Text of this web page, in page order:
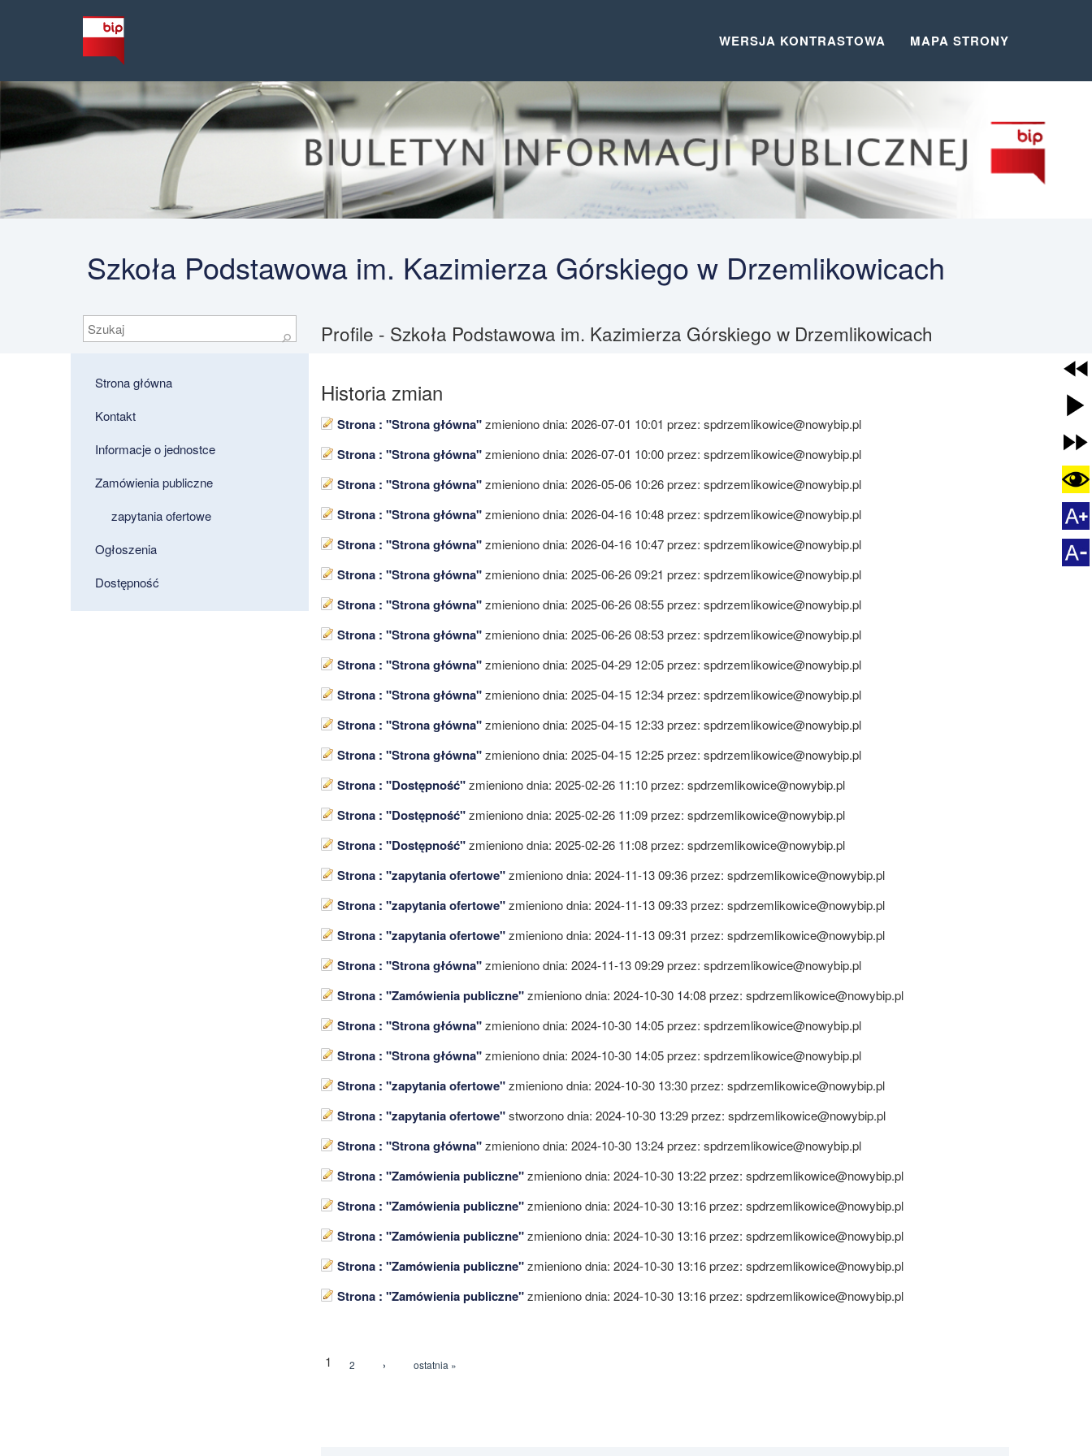
WERSJA KONTRASTOWA MAPA STRONY
Szkoła Podstawowa im. Kazimierza Górskiego w Drzemlikowicach
Szukaj
⚲ Profile - Szkoła Podstawowa im. Kazimierza Górskiego w Drzemlikowicach
Strona główna
Kontakt
Informacje o jednostce
Zamówienia publiczne
zapytania ofertowe
Ogłoszenia
Dostępność
Historia zmian
Strona : "Strona główna"zmieniono dnia: 2026-07-01 10:01 przez: spdrzemlikowice@nowybip.pl
Strona : "Strona główna"zmieniono dnia: 2026-07-01 10:00 przez: spdrzemlikowice@nowybip.pl
Strona : "Strona główna"zmieniono dnia: 2026-05-06 10:26 przez: spdrzemlikowice@nowybip.pl
Strona : "Strona główna"zmieniono dnia: 2026-04-16 10:48 przez: spdrzemlikowice@nowybip.pl
Strona : "Strona główna"zmieniono dnia: 2026-04-16 10:47 przez: spdrzemlikowice@nowybip.pl
Strona : "Strona główna"zmieniono dnia: 2025-06-26 09:21 przez: spdrzemlikowice@nowybip.pl
Strona : "Strona główna"zmieniono dnia: 2025-06-26 08:55 przez: spdrzemlikowice@nowybip.pl
Strona : "Strona główna"zmieniono dnia: 2025-06-26 08:53 przez: spdrzemlikowice@nowybip.pl
Strona : "Strona główna"zmieniono dnia: 2025-04-29 12:05 przez: spdrzemlikowice@nowybip.pl
Strona : "Strona główna"zmieniono dnia: 2025-04-15 12:34 przez: spdrzemlikowice@nowybip.pl
Strona : "Strona główna"zmieniono dnia: 2025-04-15 12:33 przez: spdrzemlikowice@nowybip.pl
Strona : "Strona główna"zmieniono dnia: 2025-04-15 12:25 przez: spdrzemlikowice@nowybip.pl
Strona : "Dostępność"zmieniono dnia: 2025-02-26 11:10 przez: spdrzemlikowice@nowybip.pl
Strona : "Dostępność"zmieniono dnia: 2025-02-26 11:09 przez: spdrzemlikowice@nowybip.pl
Strona : "Dostępność"zmieniono dnia: 2025-02-26 11:08 przez: spdrzemlikowice@nowybip.pl
Strona : "zapytania ofertowe"zmieniono dnia: 2024-11-13 09:36 przez: spdrzemlikowice@nowybip.pl
Strona : "zapytania ofertowe"zmieniono dnia: 2024-11-13 09:33 przez: spdrzemlikowice@nowybip.pl
Strona : "zapytania ofertowe"zmieniono dnia: 2024-11-13 09:31 przez: spdrzemlikowice@nowybip.pl
Strona : "Strona główna"zmieniono dnia: 2024-11-13 09:29 przez: spdrzemlikowice@nowybip.pl
Strona : "Zamówienia publiczne"zmieniono dnia: 2024-10-30 14:08 przez: spdrzemlikowice@nowybip.pl
Strona : "Strona główna"zmieniono dnia: 2024-10-30 14:05 przez: spdrzemlikowice@nowybip.pl
Strona : "Strona główna"zmieniono dnia: 2024-10-30 14:05 przez: spdrzemlikowice@nowybip.pl
Strona : "zapytania ofertowe"zmieniono dnia: 2024-10-30 13:30 przez: spdrzemlikowice@nowybip.pl
Strona : "zapytania ofertowe"stworzono dnia: 2024-10-30 13:29 przez: spdrzemlikowice@nowybip.pl
Strona : "Strona główna"zmieniono dnia: 2024-10-30 13:24 przez: spdrzemlikowice@nowybip.pl
Strona : "Zamówienia publiczne"zmieniono dnia: 2024-10-30 13:22 przez: spdrzemlikowice@nowybip.pl
Strona : "Zamówienia publiczne"zmieniono dnia: 2024-10-30 13:16 przez: spdrzemlikowice@nowybip.pl
Strona : "Zamówienia publiczne"zmieniono dnia: 2024-10-30 13:16 przez: spdrzemlikowice@nowybip.pl
Strona : "Zamówienia publiczne"zmieniono dnia: 2024-10-30 13:16 przez: spdrzemlikowice@nowybip.pl
Strona : "Zamówienia publiczne"zmieniono dnia: 2024-10-30 13:16 przez: spdrzemlikowice@nowybip.pl
1 2 › ostatnia »